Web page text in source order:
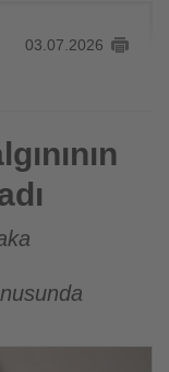
03.07.2026